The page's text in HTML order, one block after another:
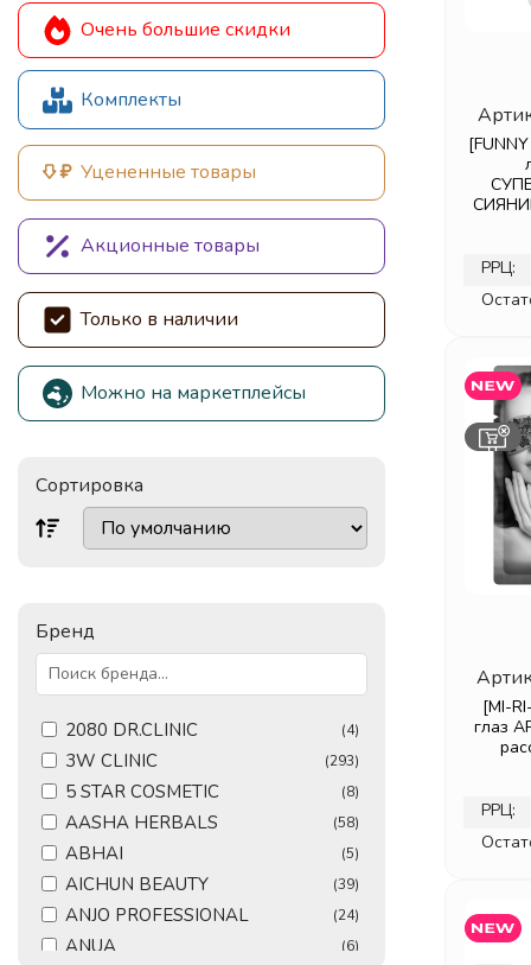
Очень большие скидки
Комплекты
Уцененные товары
Акционные товары
Только в наличии
Можно на маркетплейсы
Сортировка
Бренд
2080 DR.CLINIC (4)
3W CLINIC (293)
5 STAR COSMETIC (8)
AASHA HERBALS (58)
ABHAI (5)
AICHUN BEAUTY (39)
ANJO PROFESSIONAL (24)
ANUA (6)
РРЦ:
[MI-
глаз
РРЦ: